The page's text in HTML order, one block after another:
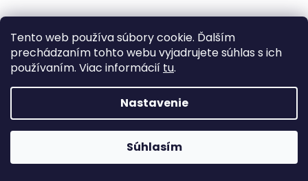
Tento web používa súbory cookie. Ďalším
prechádzaním tohto webu vyjadrujete súhlas s ich
používaním. Viac informácií tu.
Nastavenie
Súhlasím
Plastové korálky zvoneček / sukýnka 9x11 mm